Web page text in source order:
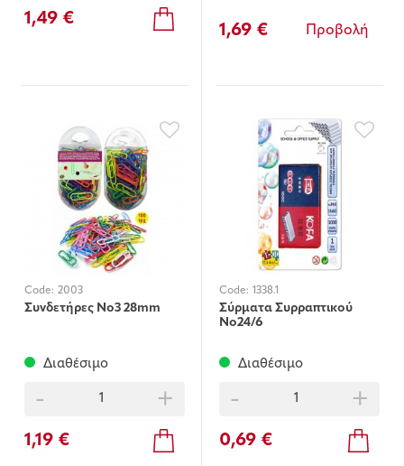
1,49 €
1,69 € Προβολή
Code: 2003
Συνδετήρες Νο3 28mm
Διαθέσιμο
- +
1,19 €
Code: 1338.1
Σύρματα Συρραπτικού
Νο24/6
Διαθέσιμο
- +
0,69 €